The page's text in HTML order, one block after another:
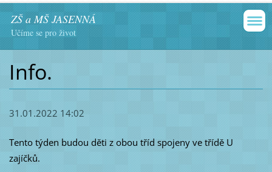
ZŠ a MŠ JASENNÁ
Učíme se pro život
Info.
31.01.2022 14:02
Tento týden budou děti z obou tříd spojeny ve třídě U
zajíčků.